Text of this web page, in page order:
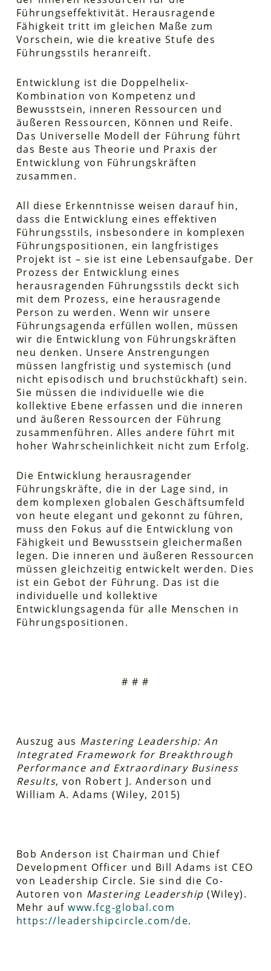
Führungseffektivität. Herausragende
Fähigkeit tritt im gleichen Maße zum
Vorschein, wie die kreative Stufe des
Führungsstils heranreift.
Entwicklung ist die Doppelhelix-
Kombination von Kompetenz und
Bewusstsein, inneren Ressourcen und
äußeren Ressourcen, Können und Reife.
Das Universelle Modell der Führung führt
das Beste aus Theorie und Praxis der
Entwicklung von Führungskräften
zusammen.
All diese Erkenntnisse weisen darauf hin,
dass die Entwicklung eines effektiven
Führungsstils, insbesondere in komplexen
Führungspositionen, ein langfristiges
Projekt ist – sie ist eine Lebensaufgabe. Der
Prozess der Entwicklung eines
herausragenden Führungsstils deckt sich
mit dem Prozess, eine herausragende
Person zu werden. Wenn wir unsere
Führungsagenda erfüllen wollen, müssen
wir die Entwicklung von Führungskräften
neu denken. Unsere Anstrengungen
müssen langfristig und systemisch (und
nicht episodisch und bruchstückhaft) sein.
Sie müssen die individuelle wie die
kollektive Ebene erfassen und die inneren
und äußeren Ressourcen der Führung
zusammenführen. Alles andere führt mit
hoher Wahrscheinlichkeit nicht zum Erfolg.
Die Entwicklung herausragender
Führungskräfte, die in der Lage sind, in
dem komplexen globalen Geschäftsumfeld
von heute elegant und gekonnt zu führen,
muss den Fokus auf die Entwicklung von
Fähigkeit und Bewusstsein gleichermaßen
legen. Die inneren und äußeren Ressourcen
müssen gleichzeitig entwickelt werden. Dies
ist ein Gebot der Führung. Das ist die
individuelle und kollektive
Entwicklungsagenda für alle Menschen in
Führungspositionen.
# # #
Auszug aus Mastering Leadership: An
Integrated Framework for Breakthrough
Performance and Extraordinary Business
Results, von Robert J. Anderson und
William A. Adams (Wiley, 2015)
Bob Anderson ist Chairman und Chief
Development Officer und Bill Adams ist CEO
von Leadership Circle. Sie sind die Co-
Autoren von Mastering Leadership (Wiley).
Mehr aufwww.fcg-global.com
https://leadershipcircle.com/de.